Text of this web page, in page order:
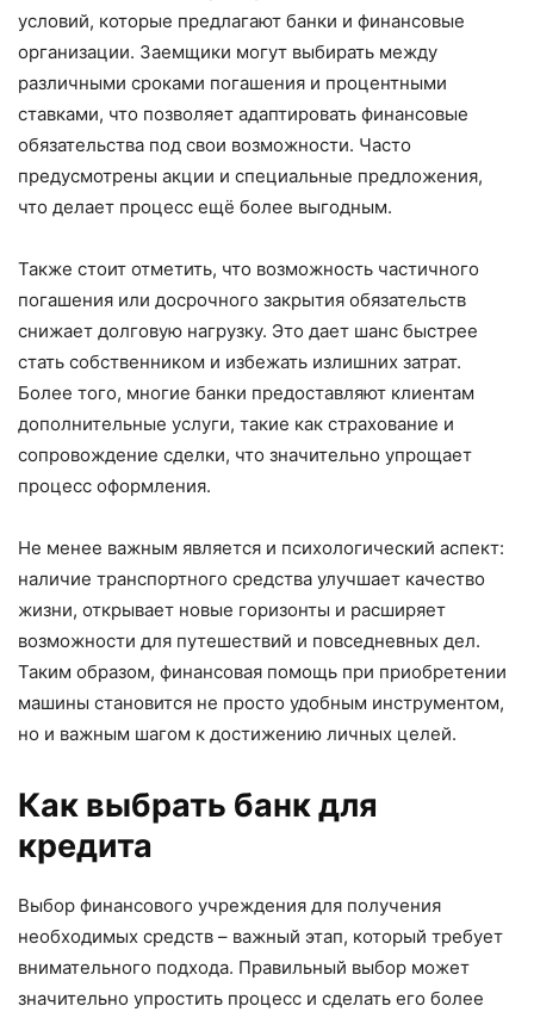
условий, которые предлагают банки и финансовые
организации. Заемщики могут выбирать между
различными сроками погашения и процентными
ставками, что позволяет адаптировать финансовые
обязательства под свои возможности. Часто
предусмотрены акции и специальные предложения,
что делает процесс ещё более выгодным.
Также стоит отметить, что возможность частичного
погашения или досрочного закрытия обязательств
снижает долговую нагрузку. Это дает шанс быстрее
стать собственником и избежать излишних затрат.
Более того, многие банки предоставляют клиентам
дополнительные услуги, такие как страхование и
сопровождение сделки, что значительно упрощает
процесс оформления.
Не менее важным является и психологический аспект:
наличие транспортного средства улучшает качество
жизни, открывает новые горизонты и расширяет
возможности для путешествий и повседневных дел.
Таким образом, финансовая помощь при приобретении
машины становится не просто удобным инструментом,
но и важным шагом к достижению личных целей.
Как выбрать банк для
кредита
Выбор финансового учреждения для получения
необходимых средств – важный этап, который требует
внимательного подхода. Правильный выбор может
значительно упростить процесс и сделать его более